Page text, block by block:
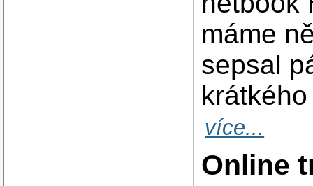
máme
sepsal
více...
Online